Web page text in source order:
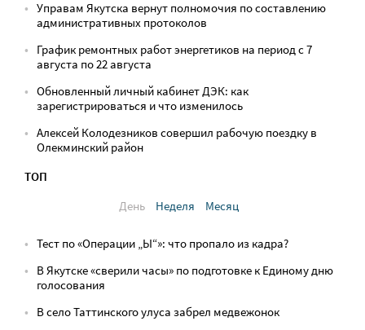
Управам Якутска вернут полномочия по составлению
административных протоколов
График ремонтных работ энергетиков на период с 7
августа по 22 августа
Обновленный личный кабинет ДЭК: как
зарегистрироваться и что изменилось
Алексей Колодезников совершил рабочую поездку в
Олекминский район
ТОП
День
Неделя Месяц
Тест по «Операции „Ы“»: что пропало из кадра?
В Якутске «сверили часы» по подготовке к Единому дню
голосования
В село Таттинского улуса забрел медвежонок